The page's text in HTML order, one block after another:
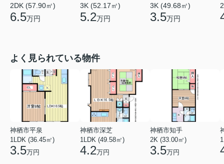
2DK (57.90㎡)
6.5万円
3K (52.17㎡)
5.2万円
3K (49.68㎡)
3.5万円
よく見られている物件
神栖市平泉
1LDK (36.45㎡)
3.5万円
神栖市深芝
1LDK (49.58㎡)
4.2万円
神栖市知手
2K (33.00㎡)
3.5万円